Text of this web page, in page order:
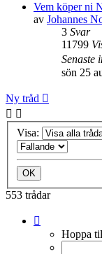
Vem köper ni
av Johannes
3 Svar
11799
Senaste
sön 25
Ny tråd
Visa:
553 trådar
Hoppa